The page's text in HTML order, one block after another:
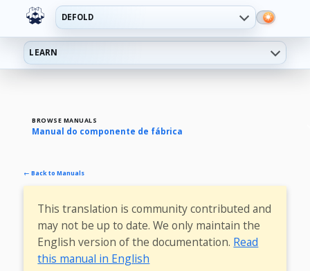
DEFOLD
LEARN
BROWSE MANUALS
Manual do componente de fábrica
← Back to Manuals
This translation is community contributed and
may not be up to date. We only maintain the
English version of the documentation. Read
this manual in English